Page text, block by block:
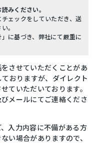
みください。
ェックをしていただき、送
。
に基づき、弊社にて厳重に
させていただくことがあ
おりますが、ダイレクト
ていただいております。
メールにてご連絡くださ
入力内容に不備がある方
い場合がありますので、